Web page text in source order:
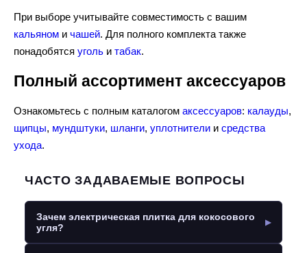
При выборе учитывайте совместимость с вашим
кальяном и чашей. Для полного комплекта также
понадобятся уголь и табак.
Полный ассортимент аксессуаров
Ознакомьтесь с полным каталогом аксессуаров: калауды,
щипцы, мундштуки, шланги, уплотнители и средства
ухода.
ЧАСТО ЗАДАВАЕМЫЕ ВОПРОСЫ
Зачем электрическая плитка для кокосового
угля?